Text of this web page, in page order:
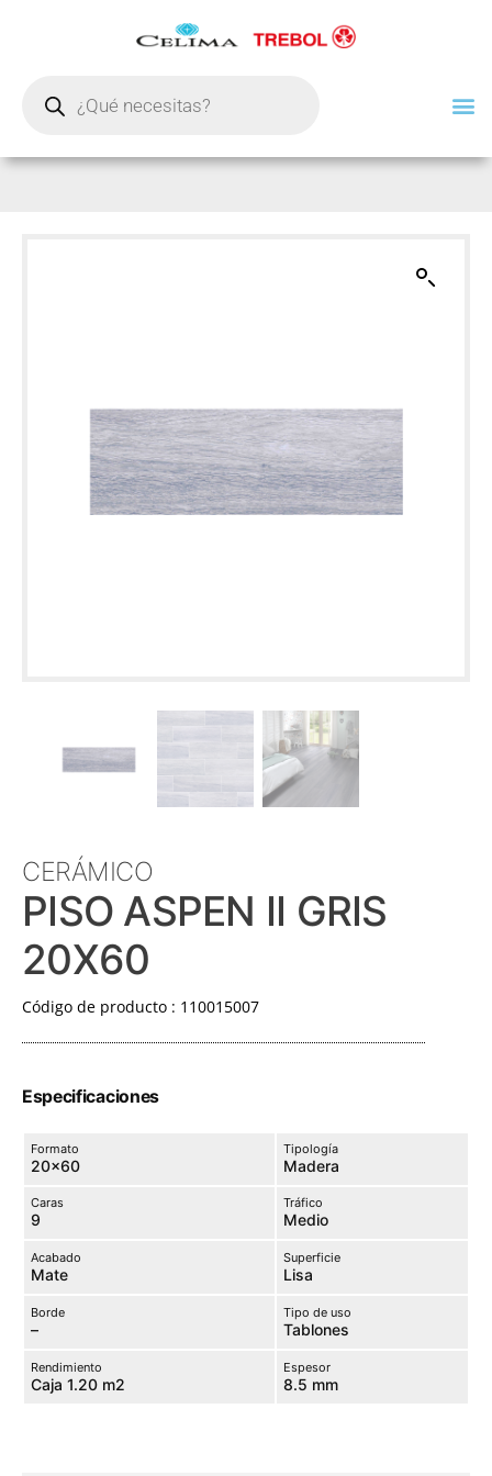
CERÁMICO
PISO ASPEN II GRIS
20X60
Código de producto : 110015007
Especificaciones
Formato
20×60
Tipología
Madera
Caras
9
Tráfico
Medio
Acabado
Mate
Superficie
Lisa
Borde
–
Tipo de uso
Tablones
Rendimiento
Caja 1.20 m2
Espesor
8.5 mm